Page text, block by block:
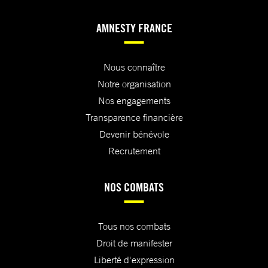
AMNESTY FRANCE
Nous connaître
Notre organisation
Nos engagements
Transparence financière
Devenir bénévole
Recrutement
NOS COMBATS
Tous nos combats
Droit de manifester
Liberté d'expression